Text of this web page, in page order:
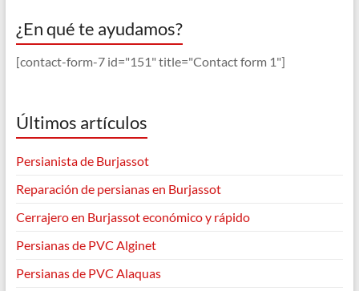
¿En qué te ayudamos?
[contact-form-7 id="151" title="Contact form 1"]
Últimos artículos
Persianista de Burjassot
Reparación de persianas en Burjassot
Cerrajero en Burjassot económico y rápido
Persianas de PVC Alginet
Persianas de PVC Alaquas